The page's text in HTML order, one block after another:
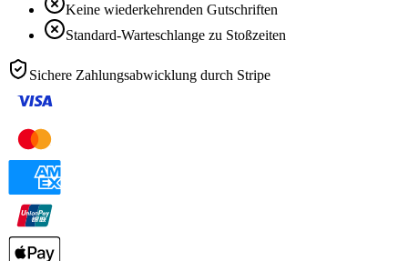
Keine wiederkehrenden Gutschriften
Standard-Warteschlange zu Stoßzeiten
Sichere Zahlungsabwicklung durch Stripe